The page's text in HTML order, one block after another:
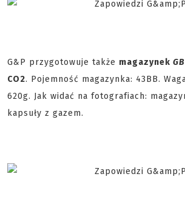
G&P przygotowuje także magazynek
CO2. Pojemność magazynka: 43BB.
620g. Jak widać na fotografiach:
kapsuły z gazem.